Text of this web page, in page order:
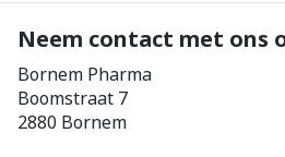
Neem contact met ons
Bornem Pharma
Boomstraat 7
2880 Bornem